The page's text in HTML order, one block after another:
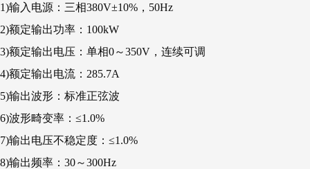
1)输入电源：三相380V±10%，50Hz
2)额定输出功率：100kW
3)额定输出电压：单相0～350V，连续可调
4)额定输出电流：285.7A
5)输出波形：标准正弦波
6)波形畸变率：≤1.0%
7)输出电压不稳定度：≤1.0%
8)输出频率：30～300Hz